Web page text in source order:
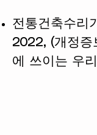
전통건축수리
2022, (개정증
에 쓰이는 우